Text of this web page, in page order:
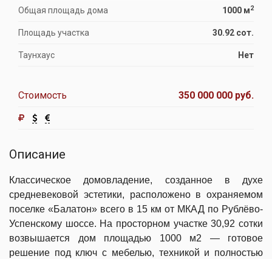
Общая площадь дома 1000 м2
Площадь участка 30.92 сот.
Таунхаус Нет
Стоимость 350 000 000 руб.
Описание
Классическое домовладение, созданное в духе
средневековой эстетики, расположено в охраняемом
поселке «Балатон» всего в 15 км от МКАД по Рублёво‐
Успенскому шоссе. На просторном участке 30,92 сотки
возвышается дом площадью 1000 м2 — готовое
решение под ключ с мебелью, техникой и полностью